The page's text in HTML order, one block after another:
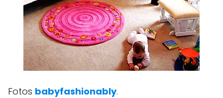
Fotos babyfashionably.